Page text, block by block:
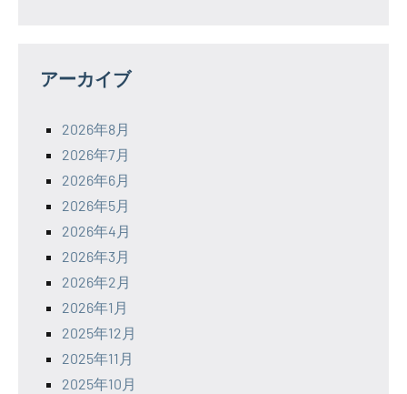
アーカイブ
2026年8月
2026年7月
2026年6月
2026年5月
2026年4月
2026年3月
2026年2月
2026年1月
2025年12月
2025年11月
2025年10月